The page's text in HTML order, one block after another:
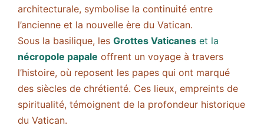
architecturale, symbolise la continuité entre
l’ancienne et la nouvelle ère du Vatican.
Sous la basilique, les Grottes Vaticanes et la
nécropole papale offrent un voyage à travers
l’histoire, où reposent les papes qui ont marqué
des siècles de chrétienté. Ces lieux, empreints de
spiritualité, témoignent de la profondeur historique
du Vatican.